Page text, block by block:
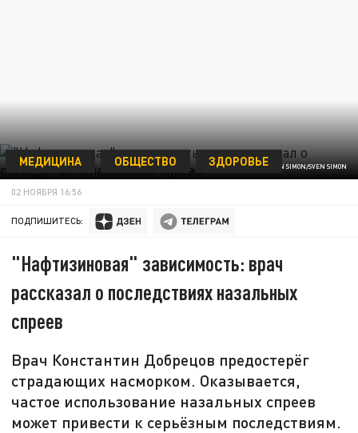
© FRANKHOERMANN, SVEN SIMON/SVEN SIMON
МЕДИЦИНА ОБЩЕСТВО ЗДОРОВЬЕ
02 НОЯБРЯ 16:56
ПОДПИШИТЕСЬ:
"Нафтизиновая" зависимость: врач
рассказал о последствиях назальных
спреев
Врач Константин Добрецов предостерёг
страдающих насморком. Оказывается,
частое использование назальных спреев
может привести к серьёзным последствиям.